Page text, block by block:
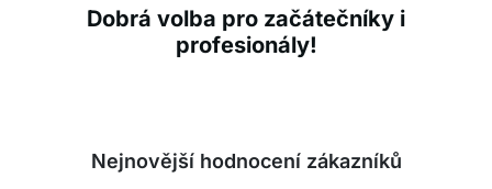
Dobrá volba pro začátečníky i
profesionály!
Nejnovější hodnocení zákazníků